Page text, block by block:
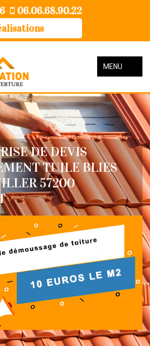
06.06.68.90.22
MENU
DE DEVIS
TUILE BLIES
57200